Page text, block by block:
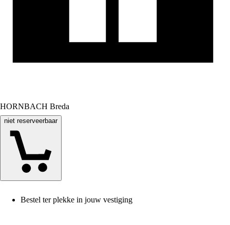
HORNBACH Breda
niet reserveerbaar
Bestel ter plekke in jouw vestiging